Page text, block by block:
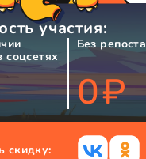
участия:
соцсетях
Без репоста
0₽
скидку: